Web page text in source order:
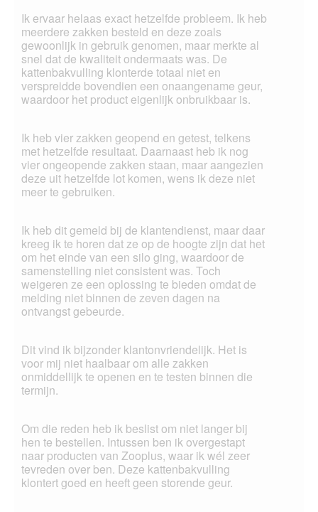
Ik ervaar helaas exact hetzelfde probleem. Ik heb
meerdere zakken besteld en deze zoals
gewoonlijk in gebruik genomen, maar merkte al
snel dat de kwaliteit ondermaats was. De
kattenbakvulling klonterde totaal niet en
verspreidde bovendien een onaangename geur,
waardoor het product eigenlijk onbruikbaar is.
Ik heb vier zakken geopend en getest, telkens
met hetzelfde resultaat. Daarnaast heb ik nog
vier ongeopende zakken staan, maar aangezien
deze uit hetzelfde lot komen, wens ik deze niet
meer te gebruiken.
Ik heb dit gemeld bij de klantendienst, maar daar
kreeg ik te horen dat ze op de hoogte zijn dat het
om het einde van een silo ging, waardoor de
samenstelling niet consistent was. Toch
weigeren ze een oplossing te bieden omdat de
melding niet binnen de zeven dagen na
ontvangst gebeurde.
Dit vind ik bijzonder klantonvriendelijk. Het is
voor mij niet haalbaar om alle zakken
onmiddellijk te openen en te testen binnen die
termijn.
Om die reden heb ik beslist om niet langer bij
hen te bestellen. Intussen ben ik overgestapt
naar producten van Zooplus, waar ik wél zeer
tevreden over ben. Deze kattenbakvulling
klontert goed en heeft geen storende geur.